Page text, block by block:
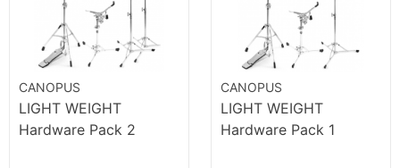
CANOPUS
LIGHT WEIGHT
Hardware Pack 2
CANOPUS
LIGHT WEIGHT
Hardware Pack 1